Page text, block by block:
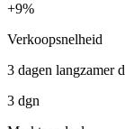
+9%
Verkoopsnelheid
3 dagen langzamer
3 dgn